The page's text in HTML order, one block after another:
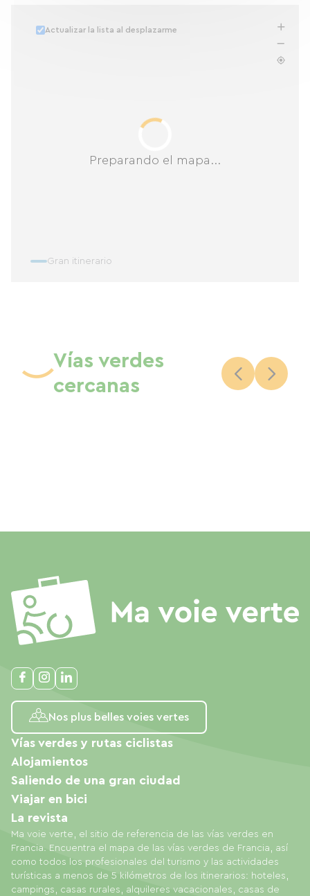
Preparando el mapa...
Actualizar la lista al desplazarme
Gran itinerario
Vías verdes
cercanas
Nos plus belles voies vertes
Ma voie verte, el sitio de referencia de las vías verdes en
Francia. Encuentra el mapa de las vías verdes de Francia, así
como todos los profesionales del turismo y las actividades
turísticas a menos de 5 kilómetros de los itinerarios: hoteles,
campings, casas rurales, alquileres vacacionales, casas de
Vías verdes y rutas ciclistas
Alojamientos
Saliendo de una gran ciudad
Viajar en bici
La revista